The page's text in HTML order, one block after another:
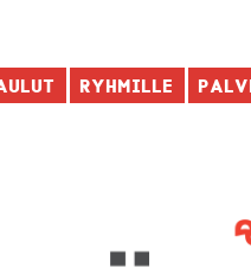
Ryhmille